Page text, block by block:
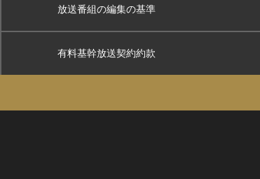
放送番組の編集の基準
有料基幹放送契約約款